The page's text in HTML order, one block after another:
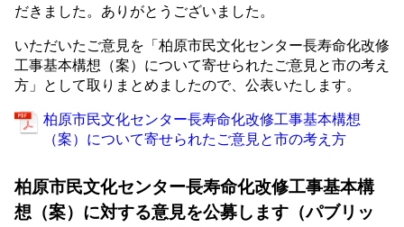
だきました。ありがとうございました。
いただいたご意見を「柏原市民文化センター長寿命化改修
工事基本構想（案）について寄せられたご意見と市の考え
方」として取りまとめましたので、公表いたします。
柏原市民文化センター長寿命化改修工事基本構想
（案）について寄せられたご意見と市の考え方
柏原市民文化センター長寿命化改修工事基本構
想（案）に対する意見を公募します（パブリッ